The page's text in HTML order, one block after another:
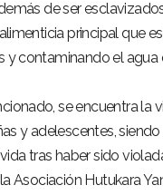
de ser
principal que
y contaminando el agua
se encuentra la
y adelescentes,
tras haber sido
Asociación Hutukara